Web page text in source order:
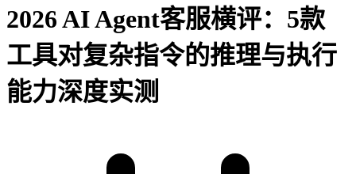
2026 AI Agent客服横评：5款
工具对复杂指令的推理与执行
能力深度实测